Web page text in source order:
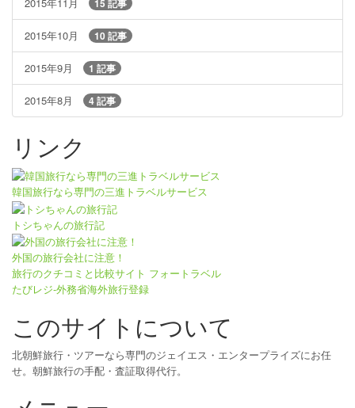
2015年10月 10 記事
2015年9月 1 記事
2015年8月 4 記事
リンク
韓国旅行なら専門の三進トラベルサービス
トシちゃんの旅行記
外国の旅行会社に注意！
旅行のクチコミと比較サイト フォートラベル
たびレジ-外務省海外旅行登録
このサイトについて
北朝鮮旅行・ツアーなら専門のジェイエス・エンタープライズにお任
せ。朝鮮旅行の手配・査証取得代行。